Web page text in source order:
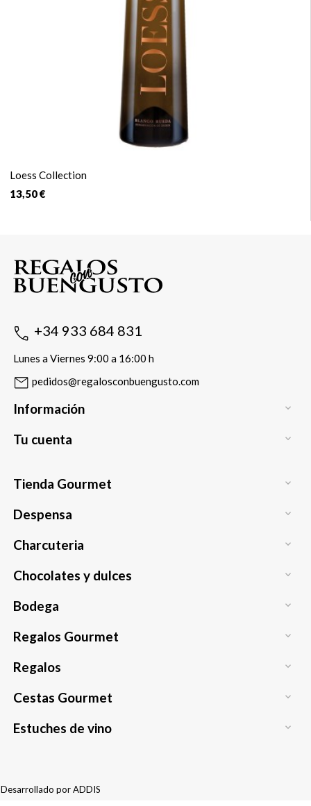
Loess Collection
13,50 €
+34 933 684 831
Lunes a Viernes 9:00 a 16:00 h
pedidos@regalosconbuengusto.com
Información 
Tu cuenta 
Tienda Gourmet 
Despensa 
Charcuteria 
Chocolates y dulces 
Bodega 
Regalos Gourmet 
Regalos 
Cestas Gourmet 
Estuches de vino 
Desarrollado porADDIS